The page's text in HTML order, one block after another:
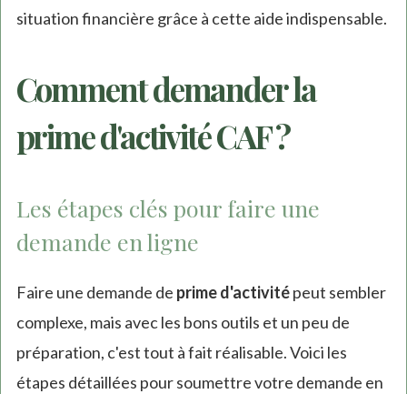
situation financière grâce à cette aide indispensable.
Comment demander la
prime d'activité CAF ?
Les étapes clés pour faire une
demande en ligne
Faire une demande de prime d'activitépeut sembler
complexe, mais avec les bons outils et un peu de
préparation, c'est tout à fait réalisable. Voici les
étapes détaillées pour soumettre votre demande en